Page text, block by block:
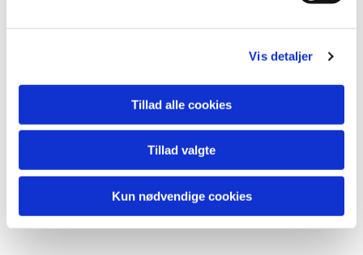
Vis detaljer
Tillad alle cookies
Tillad valgte
Kun nødvendige cookies